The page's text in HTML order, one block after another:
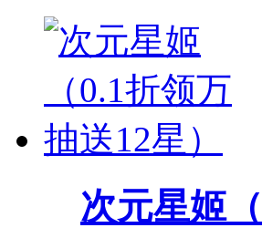
次元星姬